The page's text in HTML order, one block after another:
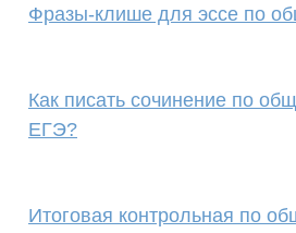
Фразы-клише для эссе по
Как писать сочинение по
ЕГЭ?
Итоговая контрольная по